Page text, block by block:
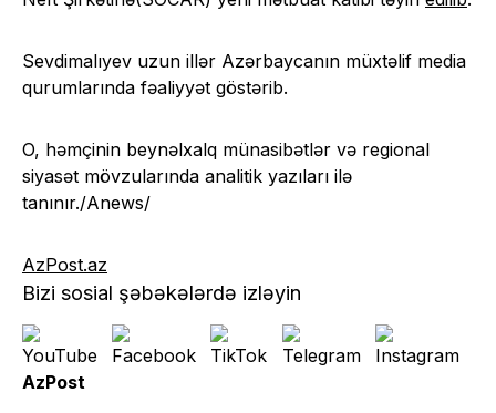
Sevdimalıyev uzun illər Azərbaycanın müxtəlif media
qurumlarında fəaliyyət göstərib.
O, həmçinin beynəlxalq münasibətlər və regional
siyasət mövzularında analitik yazıları ilə
tanınır./Anews/
AzPost.az
Bizi sosial şəbəkələrdə izləyin
AzPost